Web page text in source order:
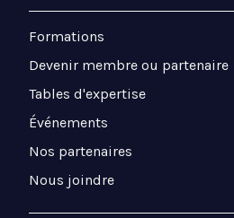
Formations
Devenir membre ou partenaire
Tables d'expertise
Événements
Nos partenaires
Nous joindre